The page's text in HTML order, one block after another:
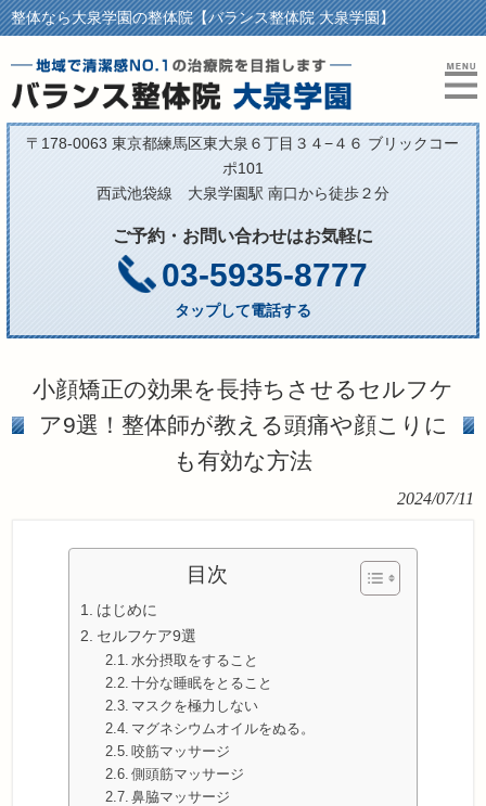
整体なら大泉学園の整体院【バランス整体院 大泉学園】
〒178-0063 東京都練馬区東大泉６丁目３４−４６ ブリックコー
ポ101
西武池袋線 大泉学園駅 南口から徒歩２分
ご予約・お問い合わせはお気軽に
03-5935-8777
タップして電話する
小顔矯正の効果を長持ちさせるセルフケ
ア9選！整体師が教える頭痛や顔こりに
も有効な方法
2024/07/11
目次
はじめに
セルフケア9選
水分摂取をすること
十分な睡眠をとること
マスクを極力しない
マグネシウムオイルをぬる。
咬筋マッサージ
側頭筋マッサージ
鼻脇マッサージ